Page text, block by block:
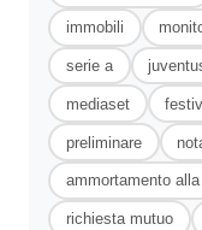
immobili
serie a
mediaset
preliminare
ammortamento
richiesta mutuo